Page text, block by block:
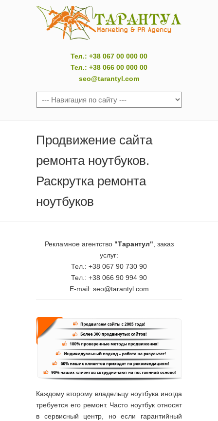
Тел.: +38 067 00 000 00
Тел.: +38 066 00 000 00
seo@tarantyl.com
Продвижение сайта
ремонта ноутбуков.
Раскрутка ремонта
ноутбуков
Рекламное агентство "Тарантул" , заказ
услуг:
Тел.: +38 067 90 730 90
Тел.: +38 066 90 994 90
E-mail: seo@tarantyl.com
Каждому второму владельцу ноутбука иногда
требуется его ремонт. Часто ноутбук относят
в сервисный центр, но если гарантийный